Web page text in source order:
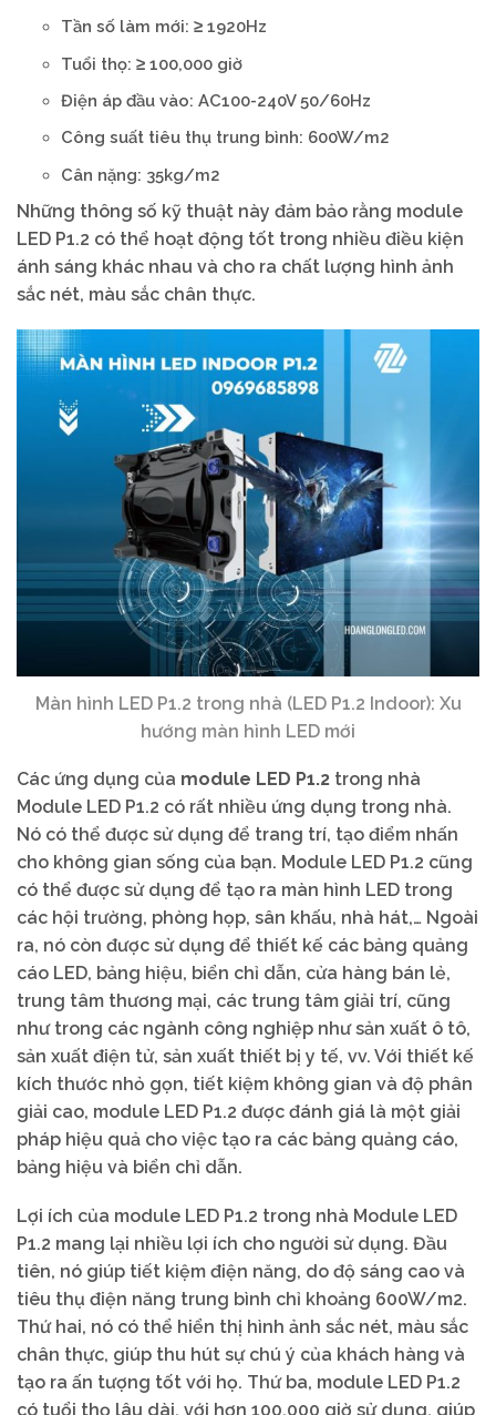
Tần số làm mới: ≥ 1920Hz
Tuổi thọ: ≥ 100,000 giờ
Điện áp đầu vào: AC100-240V 50/60Hz
Công suất tiêu thụ trung bình: 600W/m2
Cân nặng: 35kg/m2
Những thông số kỹ thuật này đảm bảo rằng module
LED P1.2 có thể hoạt động tốt trong nhiều điều kiện
ánh sáng khác nhau và cho ra chất lượng hình ảnh
sắc nét, màu sắc chân thực.
Màn hình LED P1.2 trong nhà (LED P1.2 Indoor): Xu
hướng màn hình LED mới
Các ứng dụng của module LED P1.2 trong nhà
Module LED P1.2 có rất nhiều ứng dụng trong nhà.
Nó có thể được sử dụng để trang trí, tạo điểm nhấn
cho không gian sống của bạn. Module LED P1.2 cũng
có thể được sử dụng để tạo ra màn hình LED trong
các hội trường, phòng họp, sân khấu, nhà hát,… Ngoài
ra, nó còn được sử dụng để thiết kế các bảng quảng
cáo LED, bảng hiệu, biển chỉ dẫn, cửa hàng bán lẻ,
trung tâm thương mại, các trung tâm giải trí, cũng
như trong các ngành công nghiệp như sản xuất ô tô,
sản xuất điện tử, sản xuất thiết bị y tế, vv. Với thiết kế
kích thước nhỏ gọn, tiết kiệm không gian và độ phân
giải cao, module LED P1.2 được đánh giá là một giải
pháp hiệu quả cho việc tạo ra các bảng quảng cáo,
bảng hiệu và biển chỉ dẫn.
Lợi ích của module LED P1.2 trong nhà Module LED
P1.2 mang lại nhiều lợi ích cho người sử dụng. Đầu
tiên, nó giúp tiết kiệm điện năng, do độ sáng cao và
tiêu thụ điện năng trung bình chỉ khoảng 600W/m2.
Thứ hai, nó có thể hiển thị hình ảnh sắc nét, màu sắc
chân thực, giúp thu hút sự chú ý của khách hàng và
tạo ra ấn tượng tốt với họ. Thứ ba, module LED P1.2
có tuổi thọ lâu dài, với hơn 100.000 giờ sử dụng, giúp